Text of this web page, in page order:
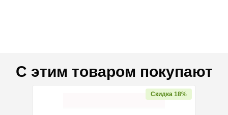
С этим товаром покупают
Скидка 18%